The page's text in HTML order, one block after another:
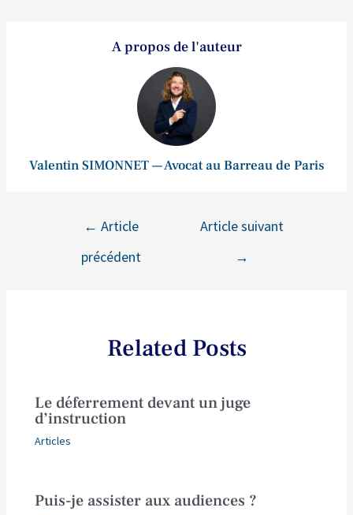
A propos de l'auteur
Valentin SIMONNET — Avocat au Barreau de Paris
← Article
précédent
Article suivant
→
Related Posts
Le déferrement devant un juge
d’instruction
Articles
Puis-je assister aux audiences ?